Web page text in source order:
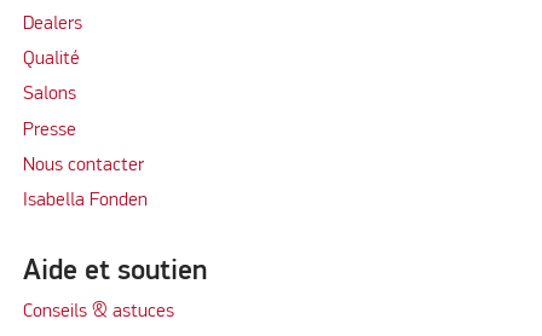
Dealers
Qualité
Salons
Presse
Nous contacter
Isabella Fonden
Aide et soutien
Conseils & astuces